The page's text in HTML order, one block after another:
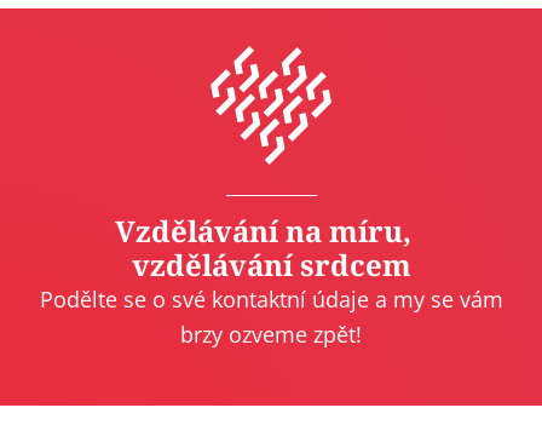
Vzdělávání na míru,
vzdělávání srdcem
Podělte se o své kontaktní údaje a my se vám
brzy ozveme zpět!